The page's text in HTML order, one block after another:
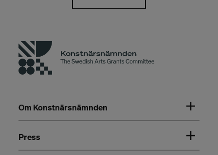
Om Konstnärsnämnden
Press